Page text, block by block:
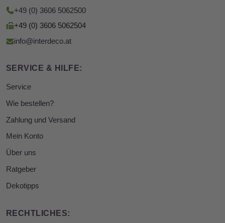
+49 (0) 3606 5062500
+49 (0) 3606 5062504
info@interdeco.at
SERVICE & HILFE:
Service
Wie bestellen?
Zahlung und Versand
Mein Konto
Über uns
Ratgeber
Dekotipps
RECHTLICHES: